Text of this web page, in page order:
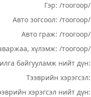
Гэр: /тоогоор/
Авто зогсоол: /тоогоор/
Авто граж: /тоогоор/
хүлэмж: /тоогоор/
байгууламж нийт дүн:
Тээврийн хэрэгсэл:
хэрэгсэл нийт дүн: